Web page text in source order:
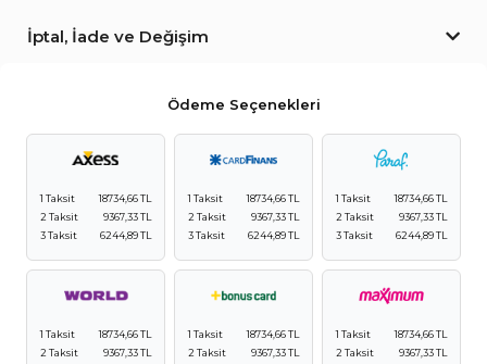
İptal, İade ve Değişim
Ödeme Seçenekleri
1 Taksit
18734,66 TL
2 Taksit
9367,33 TL
3 Taksit
6244,89 TL
1 Taksit
18734,66 TL
2 Taksit
9367,33 TL
3 Taksit
6244,89 TL
1 Taksit
18734,66 TL
2 Taksit
9367,33 TL
3 Taksit
6244,89 TL
1 Taksit
18734,66 TL
2 Taksit
9367,33 TL
1 Taksit
18734,66 TL
2 Taksit
9367,33 TL
1 Taksit
18734,66 TL
2 Taksit
9367,33 TL